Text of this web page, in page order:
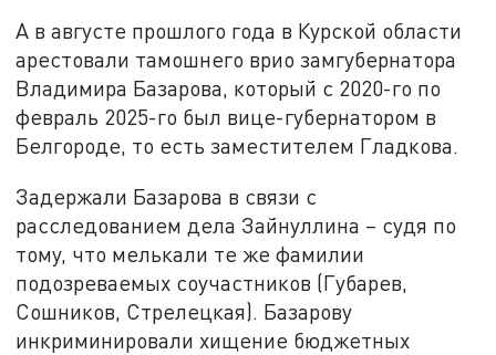
А в августе прошлого года в Курской области
арестовали тамошнего врио замгубернатора
Владимира Базарова, который с 2020-го по
февраль 2025-го был вице-губернатором в
Белгороде, то есть заместителем Гладкова.
Задержали Базарова в связи с
расследованием дела Зайнуллина – судя по
тому, что мелькали те же фамилии
подозреваемых соучастников (Губарев,
Сошников, Стрелецкая). Базарову
инкриминировали хищение бюджетных